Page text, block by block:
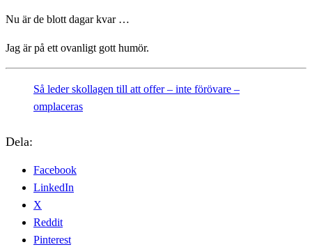
Nu är de blott dagar kvar …
Jag är på ett ovanligt gott humör.
Så leder skollagen till att offer – inte förövare –
omplaceras
Dela:
Facebook
LinkedIn
X
Reddit
Pinterest